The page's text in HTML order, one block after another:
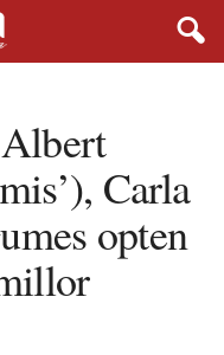
Carla
opten